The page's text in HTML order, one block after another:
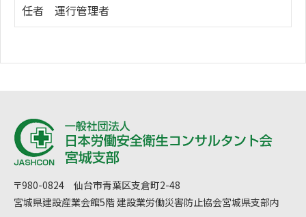
任者 運行管理者
〒980-0824 仙台市青葉区支倉町2-48
宮城県建設産業会館5階 建設業労働災害防止協会宮城県支部内